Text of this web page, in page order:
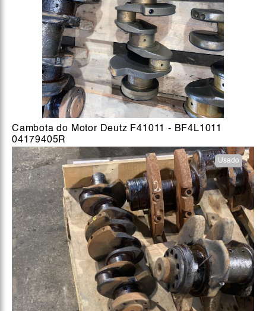
Cambota do Motor Deutz F41011 - BF4L1011
04179405R
Usado